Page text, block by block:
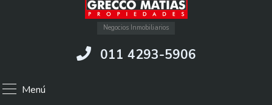
Negocios Inmobiliarios
011 4293-5906
Menú